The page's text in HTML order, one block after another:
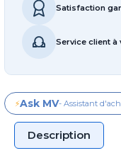
Satisfaction
Service client à
⚡Ask MV- Assistant
Description